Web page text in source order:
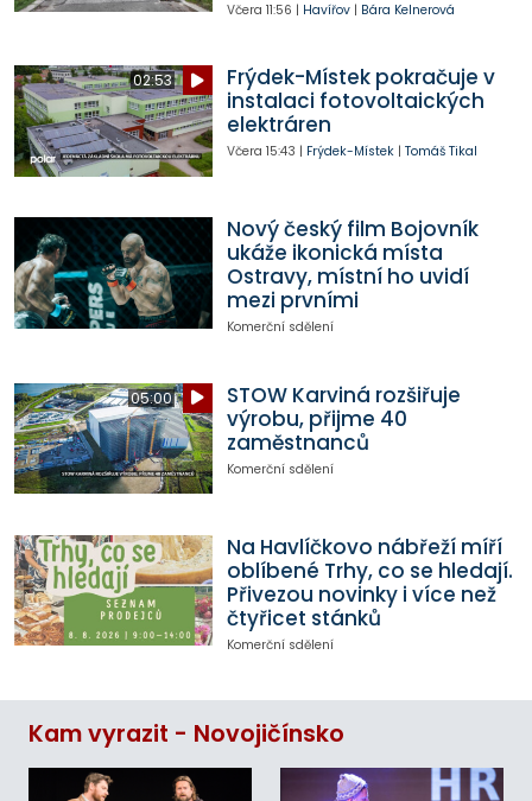
Včera 11:56 | Havířov| Bára Kelnerová
02:53
Frýdek-Místek pokračuje v
instalaci fotovoltaických
elektráren
Včera 15:43 | Frýdek-Místek| Tomáš Tikal
Nový český film Bojovník
ukáže ikonická místa
Ostravy, místní ho uvidí
mezi prvními
Komerční sdělení
05:00
STOW Karviná rozšiřuje
výrobu, přijme 40
zaměstnanců
Komerční sdělení
Na Havlíčkovo nábřeží míří
oblíbené Trhy, co se hledají.
Přivezou novinky i více než
čtyřicet stánků
Komerční sdělení
Kam vyrazit - Novojičínsko